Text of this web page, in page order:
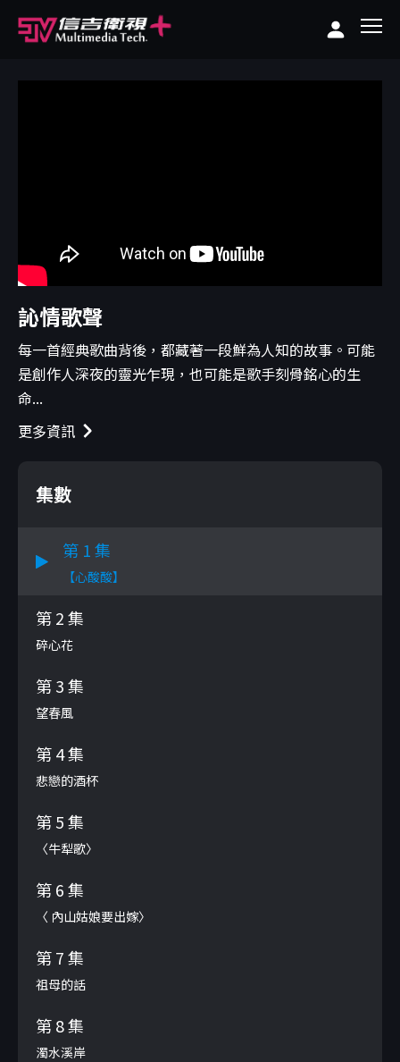
訫情歌聲
每一首經典歌曲背後，都藏著一段鮮為人知的故事。可能
是創作人深夜的靈光乍現，也可能是歌手刻骨銘心的生
命...
更多資訊
集數
第 1 集
【心酸酸】
第 2 集
碎心花
第 3 集
望春風
第 4 集
悲戀的酒杯
第 5 集
〈牛犁歌〉
第 6 集
〈 內山姑娘要出嫁〉
第 7 集
祖母的話
第 8 集
濁水溪岸